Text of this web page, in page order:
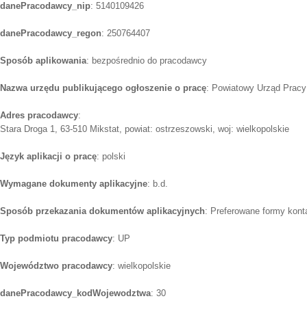
danePracodawcy_nip: 5140109426
danePracodawcy_regon: 250764407
Sposób aplikowania: bezpośrednio do pracodawcy
Nazwa urzędu publikującego ogłoszenie o pracę: Powiatowy Urząd
Adres pracodawcy:
Stara Droga 1, 63-510 Mikstat, powiat: ostrzeszowski, woj: wielkopolskie
Język aplikacji o pracę: polski
Wymagane dokumenty aplikacyjne: b.d.
Sposób przekazania dokumentów aplikacyjnych: Preferowane formy
Typ podmiotu pracodawcy: UP
Województwo pracodawcy: wielkopolskie
danePracodawcy_kodWojewodztwa: 30